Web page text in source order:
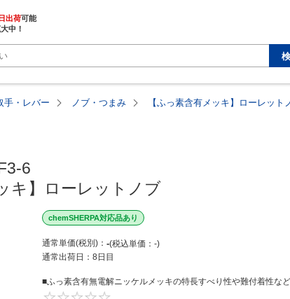
出荷
中！
手・レバー ノブ・つまみ 【ふっ素含有メッキ】ローレット
6
キ】ローレットノブ
chemSHERPA対応品あり
通常単価(税別) - 税込単価
-
通常出荷日： 8日目
■ふっ素含有無電解ニッケルメッキの特長すべり性や難付着性な